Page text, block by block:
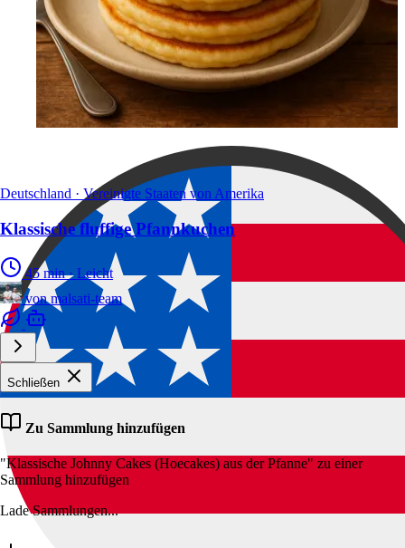
Deutschland · Vereinigte Staaten von Amerika
Klassische fluffige Pfannkuchen
45 min · Leicht
von malsati-team
Schließen
Zu Sammlung hinzufügen
"Klassische Johnny Cakes (Hoecakes) aus der Pfanne" zu einer
Sammlung hinzufügen
Lade Sammlungen...